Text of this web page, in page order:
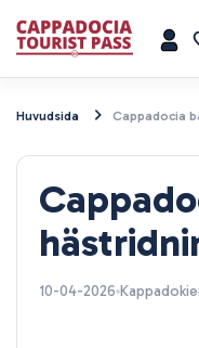
Huvudsida Cappadocia
10-04-2026